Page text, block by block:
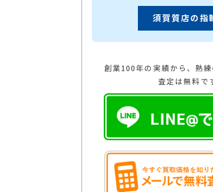
須賀質店の指
創業100年の実績から、熟
査定は無料で